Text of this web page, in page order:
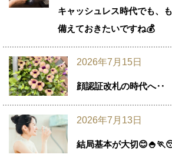
キャッシュレス時代でも、
備えておきたいですね💰
2026年7月15日
顔認証改札の時代へ‥
2026年7月13日
結局基本が大切